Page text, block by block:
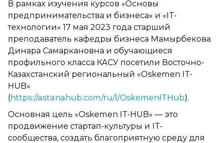
В рамках изучения курсов «Основы
предпринимательства и бизнеса» и «IT-
технологии» 17 мая 2023 года старший
преподаватель кафедры бизнеса Мамырбекова
Динара Самаркановна и обучающиеся
профильного класса КАСУ посетили Восточно-
Казахстанский региональный «Oskemen IT-
HUB»
(https://astanahub.com/ru/l/OskemenITHub).
Основная цель «Oskemen IT-HUB» — это
продвижение стартап-культуры и IT-
сообщества, создать благоприятную среду для